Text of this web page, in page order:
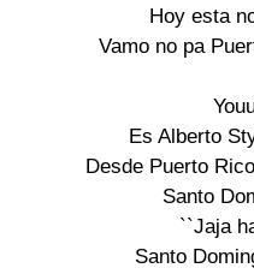
Hoy esta
Vamo no pa
Es Alberto
Desde Puerto
Santo
``Jaja
Santo